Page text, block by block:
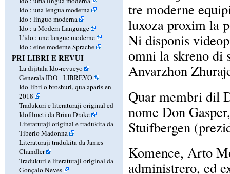
Ido : una lengua moderna
Ido : linguo moderna
Ido : a Modern Language
L’ido : une langue moderne
Ido : eine moderne Sprache
PRI LIBRI E REVUI
La dijitala Ido-revueyo
Generala IDO - LIBREYO
Ido-libri o broshuri, qua aparis en
2018
Tradukuri e literaturaji original ed
Idofilmeti da Brian Drake
Literaturaji original e tradukita da
Tiberio Madonna
Literaturaji tradukita da James
Chandler
Tradukuri e literaturaji original da
Gonçalo Neves
tre moderne
luxoza proxim la
Ni disponis
omni la skreno di
Anvarzhon
Quar membri dil
nome Don
Stuifbergen
Komence, Arto
administrero, ed